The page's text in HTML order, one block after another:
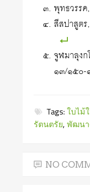
พุทธวรร
สีสปาสูต
จูฬมาลุง
๑๓/๑๕๐
Tags:ใบไม้
รัตนตรัย,พัฒน
NO